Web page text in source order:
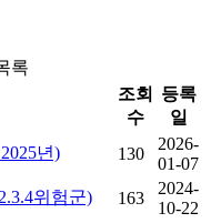
록
조회
수
등록
일
년) 130
2026-
01-07
위험군) 163
2024-
10-22